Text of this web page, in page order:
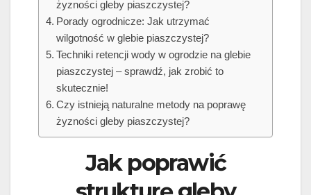
żyzności gleby piaszczystej?
Porady ogrodnicze: Jak utrzymać
wilgotność w glebie piaszczystej?
Techniki retencji wody w ogrodzie na glebie
piaszczystej – sprawdź, jak zrobić to
skutecznie!
Czy istnieją naturalne metody na poprawę
żyzności gleby piaszczystej?
Jak poprawić